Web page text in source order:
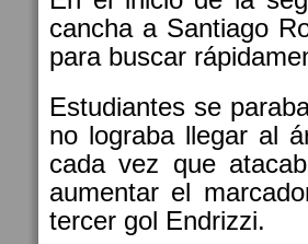
cancha a Santiago
para buscar
Estudiantes se
no lograba llegar al
cada vez que
aumentar el
tercer gol Endrizzi.